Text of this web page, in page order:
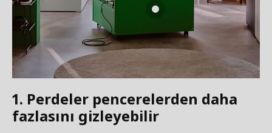
1. Perdeler pencerelerden daha
fazlasını gizleyebilir